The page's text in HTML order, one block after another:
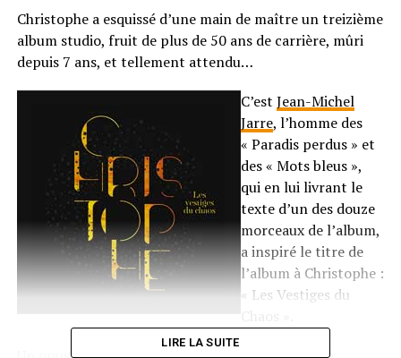
Christophe a esquissé d’une main de maître un treizième
album studio, fruit de plus de 50 ans de carrière, mûri
depuis 7 ans, et tellement attendu…
C’est Jean-Michel
Jarre, l’homme des
« Paradis perdus » et
des « Mots bleus »,
qui en lui livrant le
texte d’un des douze
morceaux de l’album,
a inspiré le titre de
l’album à Christophe :
« Les Vestiges du
LIRE LA SUITE